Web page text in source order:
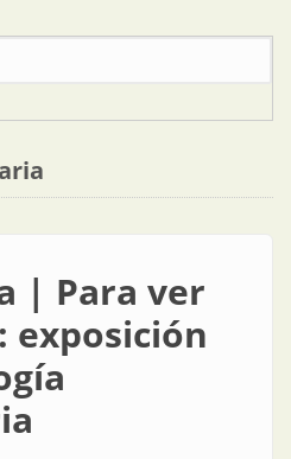
| Para ver
exposición